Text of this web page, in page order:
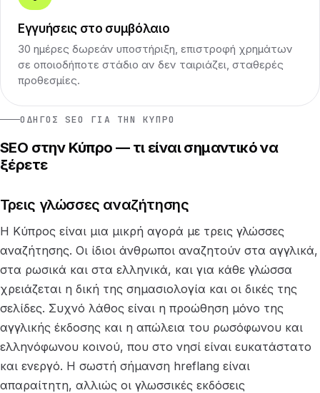
Εγγυήσεις στο συμβόλαιο
30 ημέρες δωρεάν υποστήριξη, επιστροφή χρημάτων
σε οποιοδήποτε στάδιο αν δεν ταιριάζει, σταθερές
προθεσμίες.
ΟΔΗΓΌΣ SEO ΓΙΑ ΤΗΝ ΚΎΠΡΟ
SEO στην Κύπρο — τι είναι σημαντικό να
ξέρετε
Τρεις γλώσσες αναζήτησης
Η Κύπρος είναι μια μικρή αγορά με τρεις γλώσσες
αναζήτησης. Οι ίδιοι άνθρωποι αναζητούν στα αγγλικά,
στα ρωσικά και στα ελληνικά, και για κάθε γλώσσα
χρειάζεται η δική της σημασιολογία και οι δικές της
σελίδες. Συχνό λάθος είναι η προώθηση μόνο της
αγγλικής έκδοσης και η απώλεια του ρωσόφωνου και
ελληνόφωνου κοινού, που στο νησί είναι ευκατάστατο
και ενεργό. Η σωστή σήμανση hreflang είναι
απαραίτητη, αλλιώς οι γλωσσικές εκδόσεις